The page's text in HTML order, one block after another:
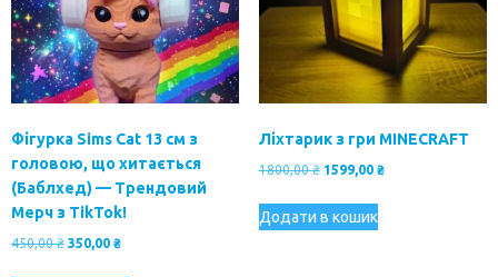
Фігурка Sims Cat 13 см з
головою, що хитається
(Баблхед) — Трендовий
Мерч з TikTok!
450,00₴ Оригінальна
350,00 ₴Поточна
Ліхтарик з гри MINECRAFT
1800,00₴ Оригінальна
1800,00 ₴.
1599,00 ₴Поточна
Додати в кошик